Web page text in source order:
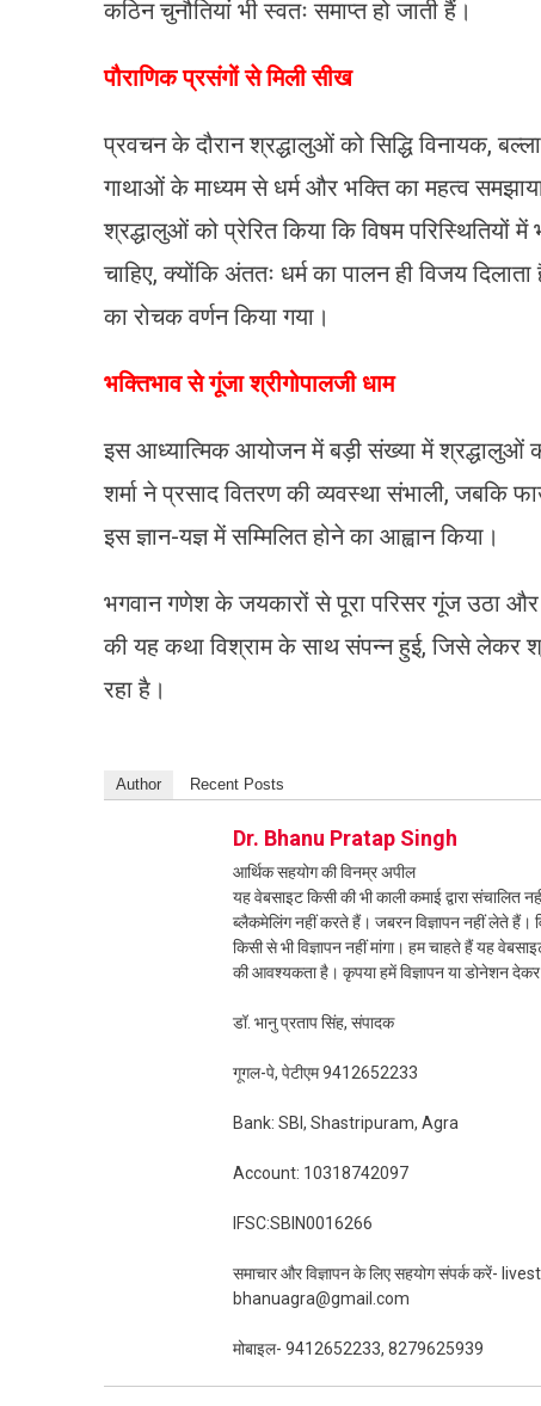
कठिन चुनौतियां भी स्वतः समाप्त हो जाती हैं।
​पौराणिक प्रसंगों से मिली सीख
प्रवचन के दौरान श्रद्धालुओं को सिद्धि विनायक,
गाथाओं के माध्यम से धर्म और भक्ति का महत्व
श्रद्धालुओं को प्रेरित किया कि विषम परिस्थितियों
चाहिए, क्योंकि अंततः धर्म का पालन ही विजय
का रोचक वर्णन किया गया।
भक्तिभाव से गूंजा श्रीगोपालजी धाम
इस आध्यात्मिक आयोजन में बड़ी संख्या में श्रद्धालुओं
शर्मा ने प्रसाद वितरण की व्यवस्था संभाली, जबकि
इस ज्ञान-यज्ञ में सम्मिलित होने का आह्वान किया।
भगवान गणेश के जयकारों से पूरा परिसर गूंज उठा
की यह कथा विश्राम के साथ संपन्न हुई, जिसे लेकर
रहा है।
Author Recent Posts
Dr. Bhanu Pratap Singh
आर्थिक सहयोग की विनम्र अपील
यह वेबसाइट किसी की भी काली कमाई द्वारा संचालित
ब्लैकमेलिंग नहीं करते हैं। जबरन विज्ञापन नहीं लेते हैं।
किसी से भी विज्ञापन नहीं मांगा। हम चाहते हैं यह
की आवश्यकता है। कृपया हमें विज्ञापन या डोनेशन
डॉ. भानु प्रताप सिंह, संपादक
गूगल-पे, पेटीएम 9412652233
Bank: SBI, Shastripuram, Agra
Account: 10318742097
IFSC:SBIN0016266
समाचार और विज्ञापन के लिए सहयोग संपर्क करें-
bhanuagra@gmail.com
मोबाइल- 9412652233, 8279625939